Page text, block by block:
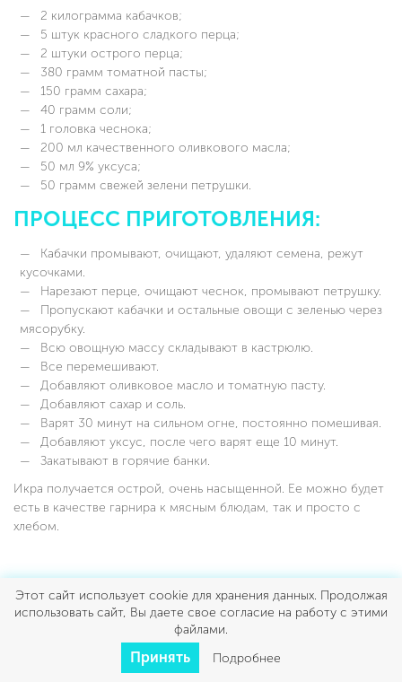
2 килограмма кабачков;
5 штук красного сладкого перца;
2 штуки острого перца;
380 грамм томатной пасты;
150 грамм сахара;
40 грамм соли;
1 головка чеснока;
200 мл качественного оливкового масла;
50 мл 9% уксуса;
50 грамм свежей зелени петрушки.
ПРОЦЕСС ПРИГОТОВЛЕНИЯ:
Кабачки промывают, очищают, удаляют семена, режут
кусочками.
Нарезают перце, очищают чеснок, промывают петрушку.
Пропускают кабачки и остальные овощи с зеленью через
мясорубку.
Всю овощную массу складывают в кастрюлю.
Все перемешивают.
Добавляют оливковое масло и томатную пасту.
Добавляют сахар и соль.
Варят 30 минут на сильном огне, постоянно помешивая.
Добавляют уксус, после чего варят еще 10 минут.
Закатывают в горячие банки.
Икра получается острой, очень насыщенной. Ее можно будет
есть в качестве гарнира к мясным блюдам, так и просто с
хлебом.
С ЯБЛОКАМИ
Этот сайт использует cookie для хранения данных. Продолжая
использовать сайт, Вы даете свое согласие на работу с этими
файлами.
Принять Подробнее